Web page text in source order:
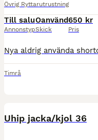
Övrig Ryttarutrustning
Till salu
Annonstyp
Oanvänd
Skick
650 kr
Pris
Timrå
Uhip jacka/kjol 36